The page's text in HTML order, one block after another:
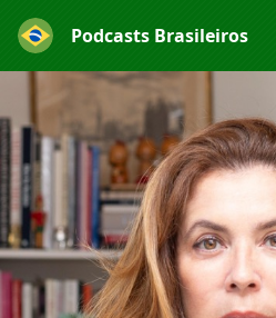
Podcasts Brasileiros